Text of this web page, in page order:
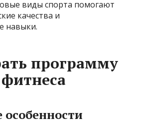
виды спорта помогают
качества и
навыки.
программу